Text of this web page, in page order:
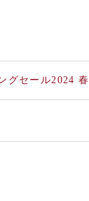
グセール2024